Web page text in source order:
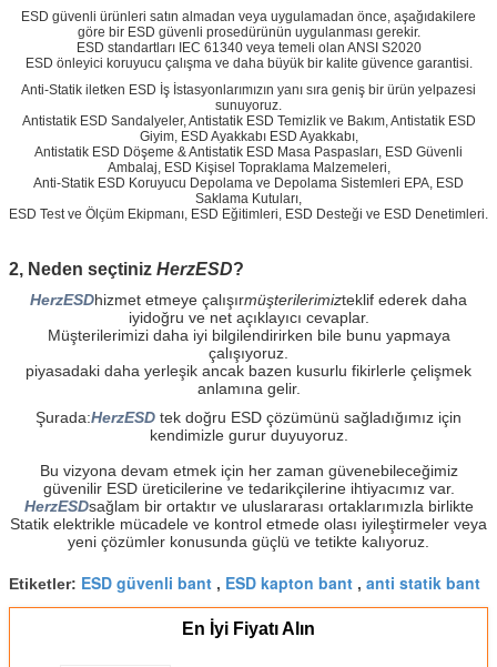
ESD güvenli ürünleri satın almadan veya uygulamadan önce, aşağıdakilere
göre bir ESD güvenli prosedürünün uygulanması gerekir.
ESD standartları IEC 61340 veya temeli olan ANSI S2020
ESD önleyici koruyucu çalışma ve daha büyük bir kalite güvence garantisi.
Anti-Statik iletken ESD İş İstasyonlarımızın yanı sıra geniş bir ürün yelpazesi
sunuyoruz.
Antistatik ESD Sandalyeler, Antistatik ESD Temizlik ve Bakım, Antistatik ESD
Giyim, ESD Ayakkabı ESD Ayakkabı,
Antistatik ESD Döşeme & Antistatik ESD Masa Paspasları, ESD Güvenli
Ambalaj, ESD Kişisel Topraklama Malzemeleri,
Anti-Statik ESD Koruyucu Depolama ve Depolama Sistemleri EPA, ESD
Saklama Kutuları,
ESD Test ve Ölçüm Ekipmanı, ESD Eğitimleri, ESD Desteği ve ESD Denetimleri.
2, Neden seçtiniz HerzESD?
HerzESDhizmet etmeye çalışırmüşterilerimizteklif ederek daha
iyidoğru ve net açıklayıcı cevaplar.
Müşterilerimizi daha iyi bilgilendirirken bile bunu yapmaya
çalışıyoruz.
piyasadaki daha yerleşik ancak bazen kusurlu fikirlerle çelişmek
anlamına gelir.
Şurada:HerzESD tek doğru ESD çözümünü sağladığımız için
kendimizle gurur duyuyoruz.
Bu vizyona devam etmek için her zaman güvenebileceğimiz
güvenilir ESD üreticilerine ve tedarikçilerine ihtiyacımız var.
HerzESDsağlam bir ortaktır ve uluslararası ortaklarımızla birlikte
Statik elektrikle mücadele ve kontrol etmede olası iyileştirmeler veya
yeni çözümler konusunda güçlü ve tetikte kalıyoruz.
Etiketler: ESD güvenli bant , ESD kapton bant , anti statik bant
En İyi Fiyatı Alın